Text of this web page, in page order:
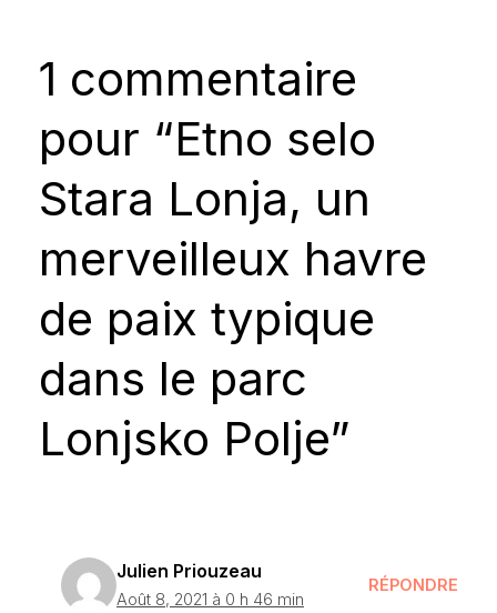
1 commentaire
pour “Etno selo
Stara Lonja, un
merveilleux havre
de paix typique
dans le parc
Lonjsko Polje”
Julien Priouzeau
Août 8, 2021 à 0 h 46 min
RÉPONDRE